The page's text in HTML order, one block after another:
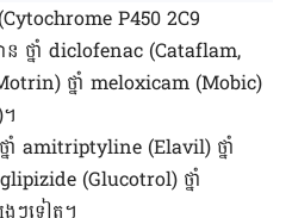
(Cytochrome P450 2C9
ថ្នាំ diclofenac (Cataflam,
ថ្នាំ meloxicam (Mobic)
នាំ amitriptyline (Elavil) ថ្នាំ
(Glucotrol) ថ្នាំ